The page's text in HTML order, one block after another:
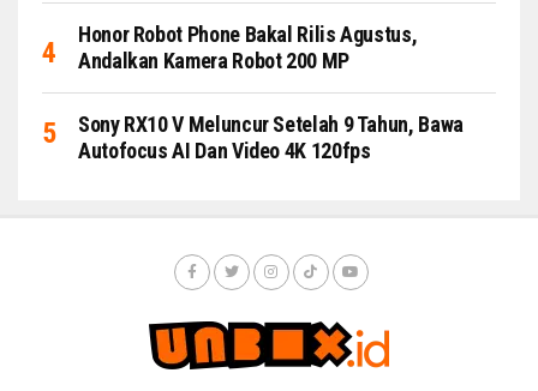
Honor Robot Phone Bakal Rilis Agustus,
Andalkan Kamera Robot 200 MP
Sony RX10 V Meluncur Setelah 9 Tahun, Bawa
Autofocus AI Dan Video 4K 120fps